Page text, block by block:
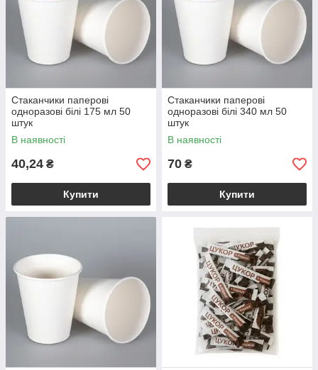
Стаканчики паперові
одноразові білі 175 мл 50
штук
В наявності
40,24 ₴
Купити
Стаканчики паперові
одноразові білі 340 мл 50
штук
В наявності
70 ₴
Купити